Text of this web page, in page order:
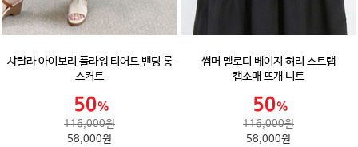
샤랄라 아이보리 플라워 티어드 밴딩 롱
스커트
116,000원
58,000원
썸머 멜로디 베이지 허리 스트랩
캡소매 뜨개 니트
116,000원
58,000원